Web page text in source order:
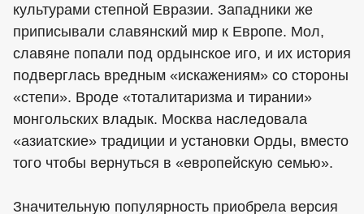
культурами степной Евразии. Западники же
приписывали славянский мир к Европе. Мол,
славяне попали под ордынское иго, и их история
подверглась вредным «искажениям» со стороны
«степи». Вроде «тоталитаризма и тирании»
монгольских владык. Москва наследовала
«азиатские» традиции и установки Орды, вместо
того чтобы вернуться в «европейскую семью».
Значительную популярность приобрела версия